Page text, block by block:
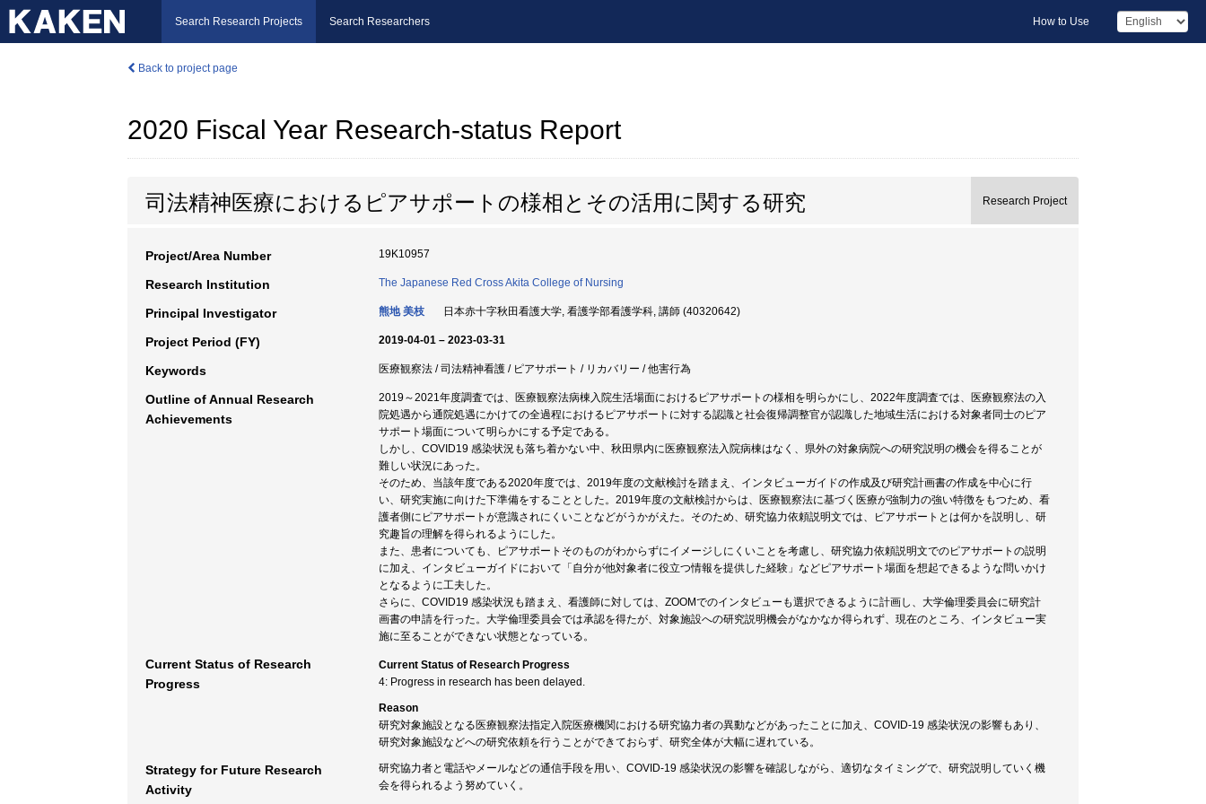
Search Research Projects Search Researchers How to Use
Back to project page
2020 Fiscal Year Research-status Report
司法精神医療におけるピアサポートの様相とその活用に関する研究 Research Project
Project/Area Number 19K10957
Research Institution The Japanese Red Cross Akita College of Nursing
Principal Investigator 熊地 美枝 日本赤十字秋田看護大学, 看護学部看護学科, 講師 (40320642)
Project Period (FY) 2019-04-01 – 2023-03-31
Keywords 医療観察法 / 司法精神看護 / ピアサポート / リカバリー / 他害行為
Outline of Annual Research
Achievements
2019～2021年度調査では、医療観察法病棟入院生活場面におけるピアサポートの様相を明らかにし、2022年度調査では、医療観察法の入
院処遇から通院処遇にかけての全過程におけるピアサポートに対する認識と社会復帰調整官が認識した地域生活における対象者同士のピア
サポート場面について明らかにする予定である。
しかし、COVID19 感染状況も落ち着かない中、秋田県内に医療観察法入院病棟はなく、県外の対象病院への研究説明の機会を得ることが
難しい状況にあった。
そのため、当該年度である2020年度では、2019年度の文献検討を踏まえ、インタビューガイドの作成及び研究計画書の作成を中心に行
い、研究実施に向けた下準備をすることとした。2019年度の文献検討からは、医療観察法に基づく医療が強制力の強い特徴をもつため、看
護者側にピアサポートが意識されにくいことなどがうかがえた。そのため、研究協力依頼説明文では、ピアサポートとは何かを説明し、研
究趣旨の理解を得られるようにした。
また、患者についても、ピアサポートそのものがわからずにイメージしにくいことを考慮し、研究協力依頼説明文でのピアサポートの説明
に加え、インタビューガイドにおいて「自分が他対象者に役立つ情報を提供した経験」などピアサポート場面を想起できるような問いかけ
となるように工夫した。
さらに、COVID19 感染状況も踏まえ、看護師に対しては、ZOOMでのインタビューも選択できるように計画し、大学倫理委員会に研究計
画書の申請を行った。大学倫理委員会では承認を得たが、対象施設への研究説明機会がなかなか得られず、現在のところ、インタビュー実
施に至ることができない状態となっている。
Current Status of Research
Progress
Current Status of Research Progress
4: Progress in research has been delayed.
Reason
研究対象施設となる医療観察法指定入院医療機関における研究協力者の異動などがあったことに加え、COVID-19 感染状況の影響もあり、
研究対象施設などへの研究依頼を行うことができておらず、研究全体が大幅に遅れている。
Strategy for Future Research
Activity
研究協力者と電話やメールなどの通信手段を用い、COVID-19 感染状況の影響を確認しながら、適切なタイミングで、研究説明していく機
会を得られるよう努めていく。